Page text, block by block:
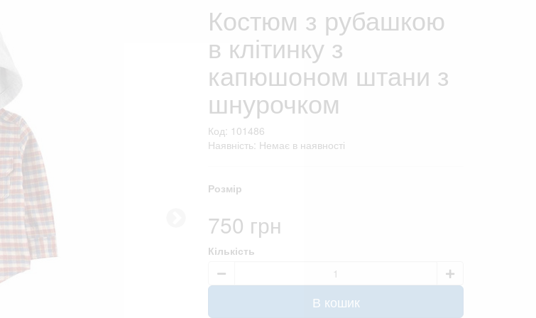
Костюм з рубашкою
в клітинку з
капюшоном штани з
шнурочком
Код: 101486
Наявність: Немає в наявності
Розмір
750 грн
Кількість
В кошик